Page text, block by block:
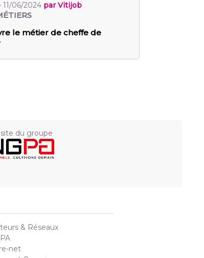
11/06/2024 par Vitijob
le métier de cheffe de
site du groupe
& Réseaux
net